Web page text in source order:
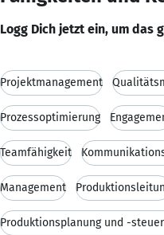
Logg Dich jetzt ein, um das
Projektmanagement
Prozessoptimierung
Teamfähigkeit
Management
Produktionsplanung und -